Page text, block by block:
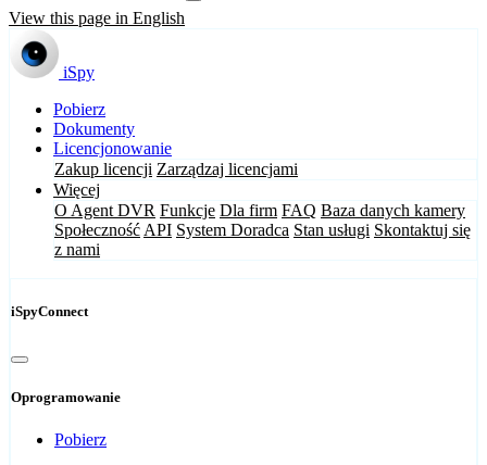
View this page in English
iSpy
Pobierz
Dokumenty
Licencjonowanie
Zakup licencji Zarządzaj licencjami
Więcej
O Agent DVR Funkcje Dla firm FAQ Baza danych kamery
Społeczność API System Doradca Stan usługi Skontaktuj się
z nami
iSpyConnect
Oprogramowanie
Pobierz